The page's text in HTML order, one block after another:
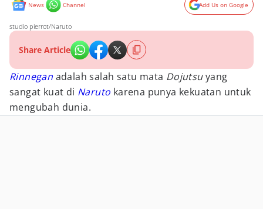
News Channel Add Us on Google
studio pierrot/Naruto
Share Article
Rinnegan adalah salah satu mata Dojutsuyang
sangat kuat di Naruto karena punya kekuatan untuk
mengubah dunia.